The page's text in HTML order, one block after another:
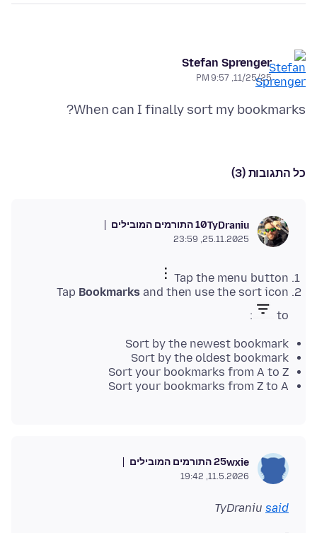
Stefan Sprenger
11/25/25, 9:57 PM
When can I finally sort my bookmarks?
כל התגובות (3)
TyDraniu10 התורמים המובילים
25.11.2025, 23:59
Tap the menu button
Tap Bookmarks and then use the sort icon
to:
Sort by the newest bookmark
Sort by the oldest bookmark
Sort your bookmarks from A to Z
Sort your bookmarks from Z to A
wxie25 התורמים המובילים
11.5.2026, 19:42
TyDraniu said